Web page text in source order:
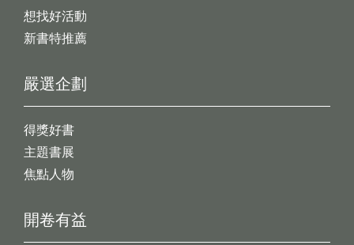
想找好活動
新書特推薦
開卷有益
嚴選企劃
得獎好書
主題書展
焦點人物